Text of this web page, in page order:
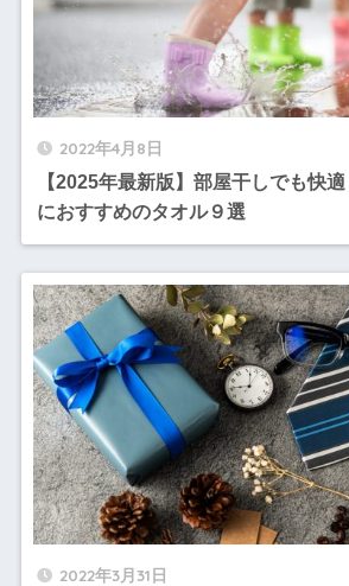
2022年4月8日
【2025年最新版】部屋干しでも快
におすすめのタオル９選
2022年3月31日